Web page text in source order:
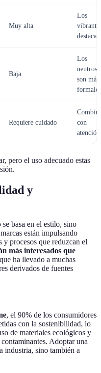
Muy alta
Los
destacan
Baja
Los
neutros
son más
formales
Requiere cuidado
con
atención
pero el uso adecuado estas
y
basa en el estilo, sino
están impulsando
procesos que reduzcan el
más interesados que
ha llevado a muchas
derivados de fuentes
, el 90% de los consumidores
con la sostenibilidad, lo
de materiales ecológicos y
Adoptar una
industria, sino también a